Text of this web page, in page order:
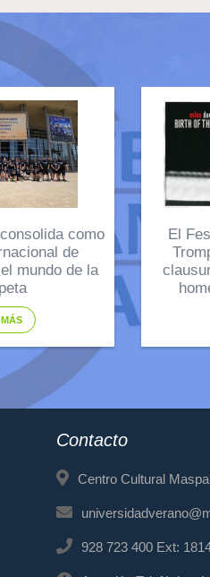
como
de
mundo de la
El
Contacto
Centro Cultural
928 723 400 Ext: